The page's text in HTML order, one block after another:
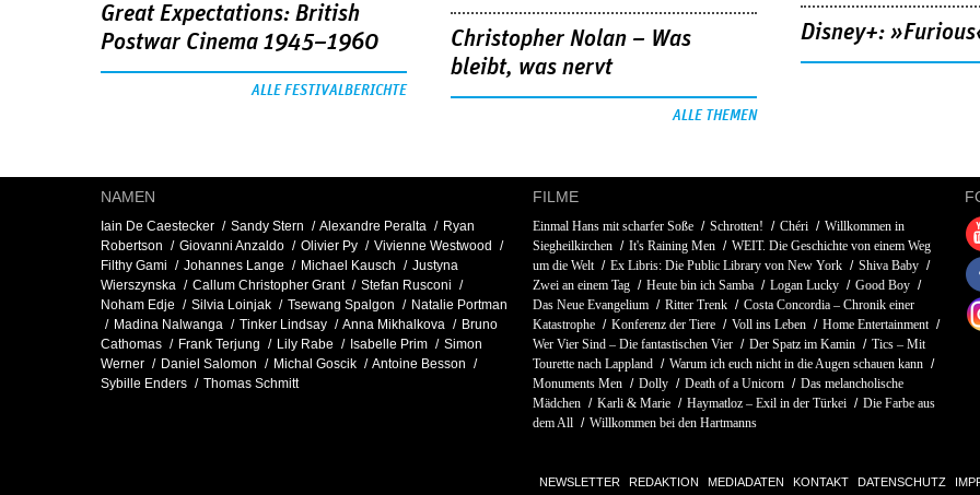
Great Expectations: British
Postwar Cinema 1945–1960
ALLE FESTIVALBERICHTE
Christopher Nolan – Was
bleibt, was nervt
ALLE THEMEN
Disney+:
NAMEN
Iain De Caestecker Sandy Stern Alexandre Peralta
Ryan
Robertson
Giovanni Anzaldo Olivier Py
Vivienne Westwood
Filthy Gami
Johannes Lange Michael Kausch
Justyna
Wierszynska
Callum Christopher Grant
Stefan Rusconi
Noham Edje
Silvia Loinjak Tsewang Spalgon
Natalie Portman
Madina Nalwanga
Tinker Lindsay Anna Mikhalkova
Bruno
Cathomas
Frank Terjung Lily Rabe Isabelle Prim
Simon
Werner
Daniel Salomon Michal Goscik
Antoine Besson
Sybille Enders
Thomas Schmitt
FILME
Einmal Hans mit scharfer Soße Schrotten! Chéri
Willkommen in
Siegheilkirchen
It's Raining Men
WEIT. Die Geschichte von einem Weg
um die Welt
Ex Libris: Die Public Library von New York
Shiva Baby
Zwei an einem Tag
Heute bin ich Samba Logan Lucky
Good Boy
Das Neue Evangelium
Ritter Trenk
Costa Concordia – Chronik einer
Katastrophe
Konferenz der Tiere Voll ins Leben
Home Entertainment
Wer Vier Sind – Die fantastischen Vier
Der Spatz im Kamin
Tics – Mit
Tourette nach Lappland
Warum ich euch nicht in die Augen schauen kann
Monuments Men
Dolly Death of a Unicorn
Das melancholische
Mädchen
Karli & Marie Haymatloz – Exil in der Türkei
Die Farbe aus
dem All
Willkommen bei den Hartmanns
NEWSLETTER REDAKTION MEDIADATEN KONTAKT DATENSCHUTZ